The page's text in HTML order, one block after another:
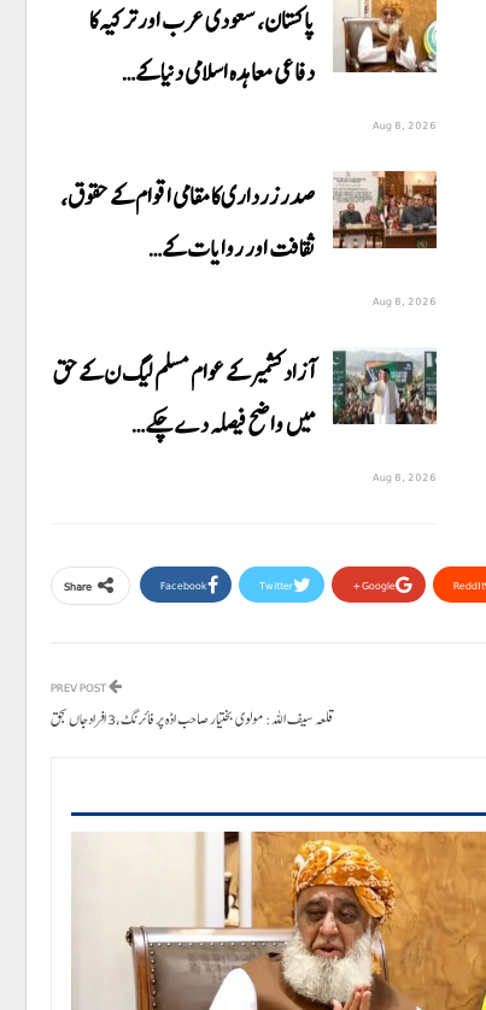
پاکستان، سعودی عرب اور ترکیہ کا
دفاعی معاہدہ اسلامی دنیا کے…
Aug 8, 2026
صدر زرداری کا مقامی اقوام کے حقوق،
ثقافت اور روایات کے…
Aug 8, 2026
آزاد کشمیر کے عوام مسلم لیگ ن کے حق
میں واضح فیصلہ دے چکے…
Aug 8, 2026
Share Facebook Twitter Google+ ReddIt
قلعہ سیف اللہ: مولوی بختیار صاحب اڈہ پر فائرنگ،3 افرادجاں بحق